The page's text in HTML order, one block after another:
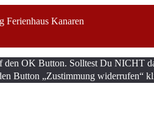
Ferienhaus Kanaren
OK Button. Solltest Du NICHT
Button „Zustimmung widerrufen“